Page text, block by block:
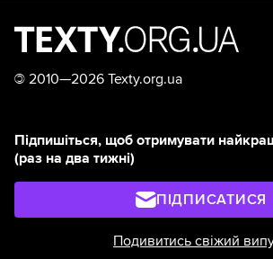
© 2010—2026 Texty.org.ua
Підпишіться, щоб отримувати
(раз на два тижні)
ПІДПИСАТИСЯ
Подивитись свіжий